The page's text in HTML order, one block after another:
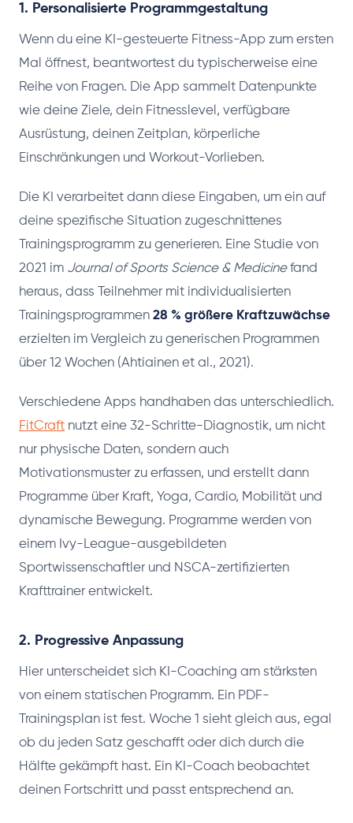
1. Personalisierte Programmgestaltung
Wenn du eine KI-gesteuerte Fitness-App zum ersten
Mal öffnest, beantwortest du typischerweise eine
Reihe von Fragen. Die App sammelt Datenpunkte
wie deine Ziele, dein Fitnesslevel, verfügbare
Ausrüstung, deinen Zeitplan, körperliche
Einschränkungen und Workout-Vorlieben.
Die KI verarbeitet dann diese Eingaben, um ein auf
deine spezifische Situation zugeschnittenes
Trainingsprogramm zu generieren. Eine Studie von
2021 im Journal of Sports Science & Medicinefand
heraus, dass Teilnehmer mit individualisierten
Trainingsprogrammen 28 % größere Kraftzuwächse
erzielten im Vergleich zu generischen Programmen
über 12 Wochen (Ahtiainen et al., 2021).
Verschiedene Apps handhaben das unterschiedlich.
FitCraft nutzt eine 32-Schritte-Diagnostik, um nicht
nur physische Daten, sondern auch
Motivationsmuster zu erfassen, und erstellt dann
Programme über Kraft, Yoga, Cardio, Mobilität und
dynamische Bewegung. Programme werden von
einem Ivy-League-ausgebildeten
Sportwissenschaftler und NSCA-zertifizierten
Krafttrainer entwickelt.
2. Progressive Anpassung
Hier unterscheidet sich KI-Coaching am stärksten
von einem statischen Programm. Ein PDF-
Trainingsplan ist fest. Woche 1 sieht gleich aus, egal
ob du jeden Satz geschafft oder dich durch die
Hälfte gekämpft hast. Ein KI-Coach beobachtet
deinen Fortschritt und passt entsprechend an.